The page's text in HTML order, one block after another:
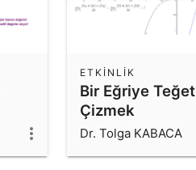
Bir Eğriye Teğet
Çizmek
ETKINLIK
Dr. Tolga KABACA